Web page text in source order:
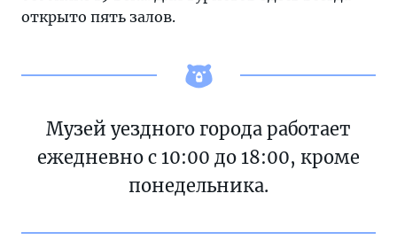
открыто пять залов.
Музей уездного города работает
ежедневно с 10:00 до 18:00, кроме
понедельника.